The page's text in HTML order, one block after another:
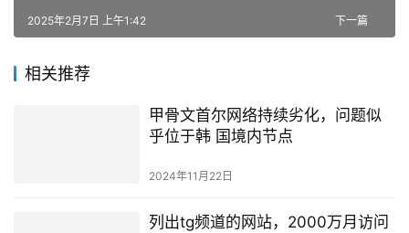
下一篇
2025年2月7日 上午1:42
相关推荐
甲骨文首尔网络持续劣化，问题似
乎位于韩 国境内节点
2024年11月22日
列出tg频道的网站，2000万月访问